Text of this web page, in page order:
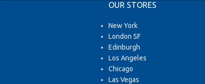
OUR STORES
New York
London SF
Edinburgh
Los Angeles
Chicago
Las Vegas